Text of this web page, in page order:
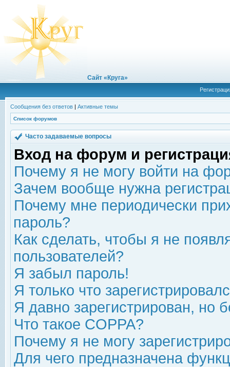
Сайт «Круга»
Сообщения без ответов | Активные темы
Список форумов
Часто задаваемые вопросы
Вход на форум и
Почему я не могу войти на
Зачем вообще нужна
Почему мне периодически
пароль?
Как сделать, чтобы я не
пользователей?
Я забыл пароль!
Я только что
Я давно зарегистрирован, но
Что такое COPPA?
Почему я не могу
Для чего предназначена